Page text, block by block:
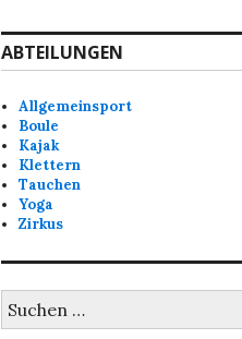
ABTEILUNGEN
Allgemeinsport
Boule
Kajak
Klettern
Tauchen
Yoga
Zirkus
nach: